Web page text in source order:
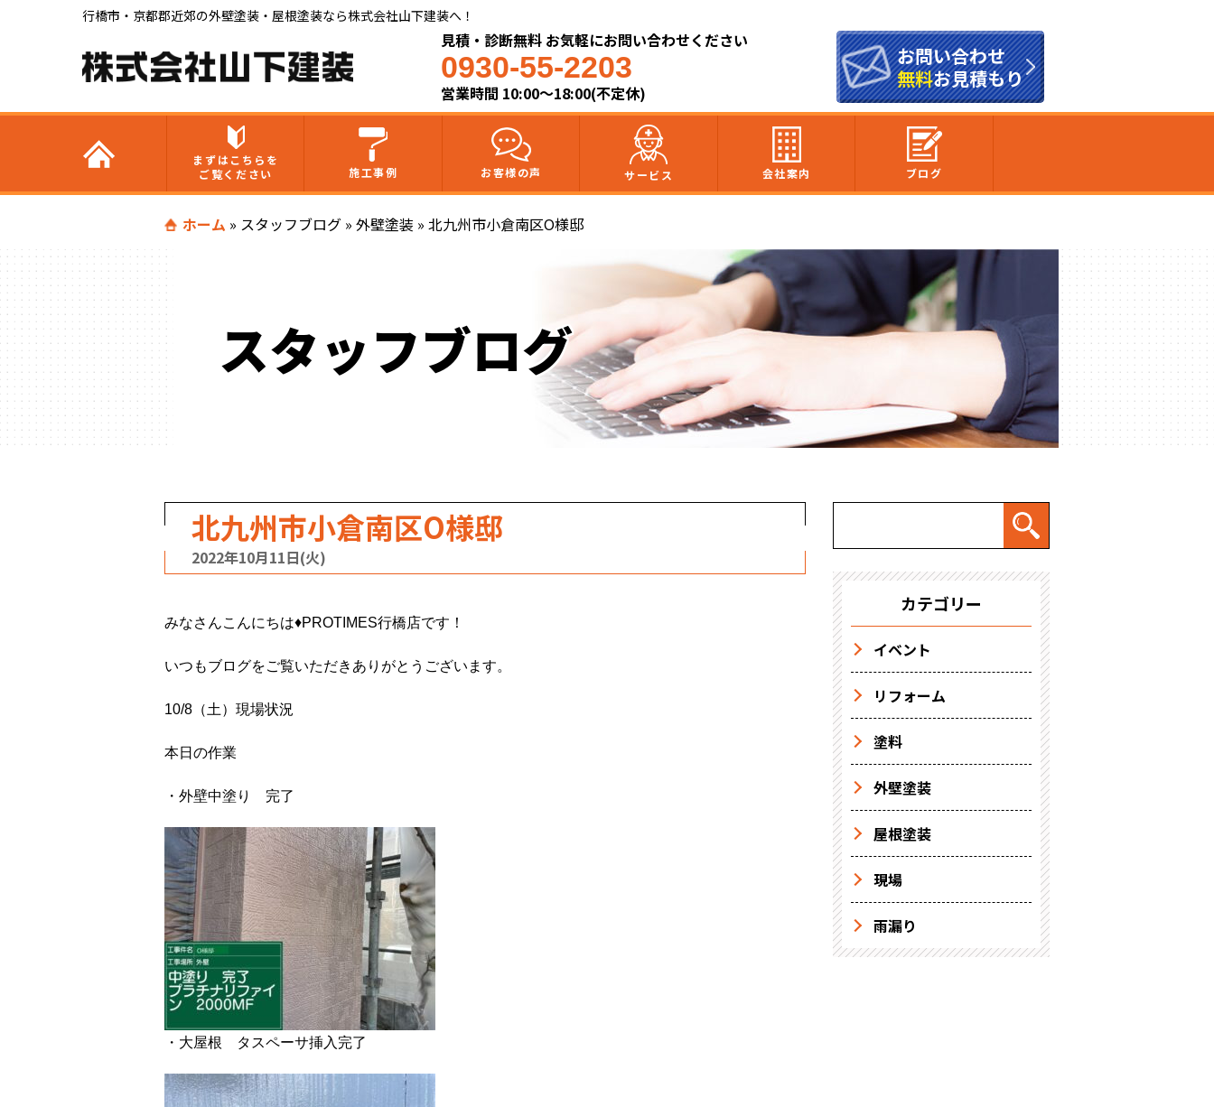
行橋市・京都郡近郊の外壁塗装・屋根塗装なら株式会社山下建装へ！
見積・診断無料 お気軽にお問い合わせください
0930-55-2203
営業時間 10:00～18:00(不定休)
お問い合わせ
無料お見積もり
まずはこちらを
ご覧ください
施工事例 お客様の声 サービス 会社案内 ブログ
ホーム » スタッフブログ » 外壁塗装 » 北九州市小倉南区O様邸
スタッフブログ
北九州市小倉南区O様邸
2022年10月11日(火)
みなさんこんにちは♦PROTIMES行橋店です！
いつもブログをご覧いただきありがとうございます。
10/8（土）現場状況
本日の作業
・外壁中塗り 完了
・大屋根 タスペーサ挿入完了
カテゴリー
イベント
リフォーム
塗料
外壁塗装
屋根塗装
現場
雨漏り